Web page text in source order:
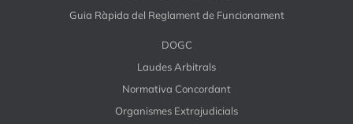
Guia Ràpida del Reglament de Funcionament
DOGC
Laudes Arbitrals
Normativa Concordant
Organismes Extrajudicials